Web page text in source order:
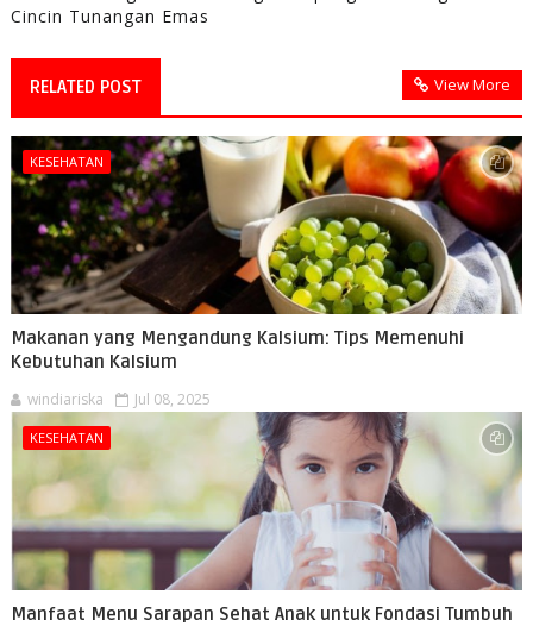
Cincin Tunangan Emas
RELATED POST View More
KESEHATAN
Makanan yang Mengandung Kalsium: Tips Memenuhi
Kebutuhan Kalsium
windiariska Jul 08, 2025
KESEHATAN
Manfaat Menu Sarapan Sehat Anak untuk Fondasi Tumbuh